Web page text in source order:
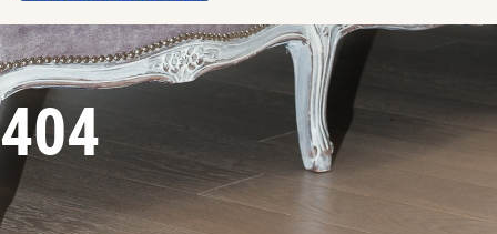
404